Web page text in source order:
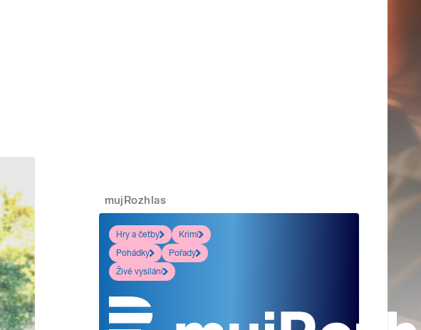
mujRozhlas
Hry a četby
Krimi
Pohádky
Pořady
Živé vysílání